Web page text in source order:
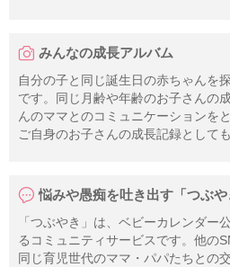
みんなの成長アルバム
自分の子と同じ誕生日の赤ちゃんを
です。同じ月齢や年齢のお子さんの
んのママとのコミュニケーションを
ご自身のお子さんの成長記録として
悩みや愚痴を吐き出す「つぶや
「つぶやき」は、ベビーカレンダー
るコミュニティサービスです。他の
同じ育児世代のママ・パパたちとの